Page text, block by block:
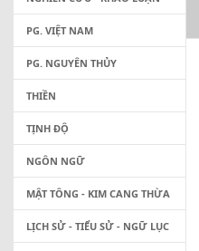
PG. VIỆT NAM
PG. NGUYÊN THỦY
THIỀN
TỊNH ĐỘ
NGÔN NGỮ
MẬT TÔNG - KIM CANG THỪA
LỊCH SỬ - TIỂU SỬ - NGỮ LỤC